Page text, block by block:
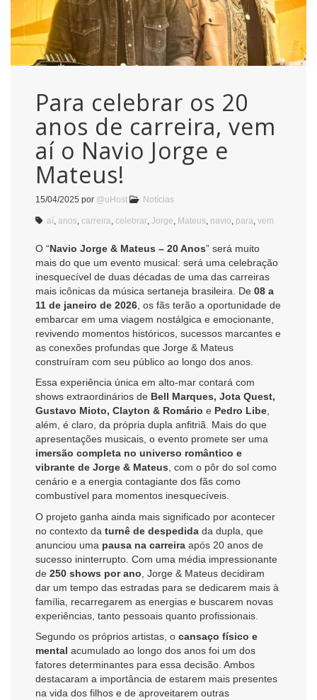
Para celebrar os 20
anos de carreira, vem
aí o Navio Jorge e
Mateus!
15/04/2025 por @uHost Notícias
aí anos carreira celebrar Jorge Mateus navio para vem
O “Navio Jorge & Mateus – 20 Anos” será muito
mais do que um evento musical: será uma celebração
inesquecível de duas décadas de uma das carreiras
mais icônicas da música sertaneja brasileira. De 08 a
11 de janeiro de 2026 , os fãs terão a oportunidade de
embarcar em uma viagem nostálgica e emocionante,
revivendo momentos históricos, sucessos marcantes e
as conexões profundas que Jorge & Mateus
construíram com seu público ao longo dos anos.
Essa experiência única em alto-mar contará com
shows extraordinários de Bell Marques, Jota Quest,
Gustavo Mioto, Clayton & Romário e Pedro Libe
além, é claro, da própria dupla anfitriã. Mais do que
apresentações musicais, o evento promete ser uma
imersão completa no universo romântico e
vibrante de Jorge & Mateus , com o pôr do sol como
cenário e a energia contagiante dos fãs como
combustível para momentos inesquecíveis.
O projeto ganha ainda mais significado por acontecer
no contexto da turnê de despedida da dupla, que
anunciou uma pausa na carreira após 20 anos de
sucesso ininterrupto. Com uma média impressionante
de 250 shows por ano , Jorge & Mateus decidiram
dar um tempo das estradas para se dedicarem mais à
família, recarregarem as energias e buscarem novas
experiências, tanto pessoais quanto profissionais.
Segundo os próprios artistas, o cansaço físico e
mental acumulado ao longo dos anos foi um dos
fatores determinantes para essa decisão. Ambos
destacaram a importância de estarem mais presentes
na vida dos filhos e de aproveitarem outras